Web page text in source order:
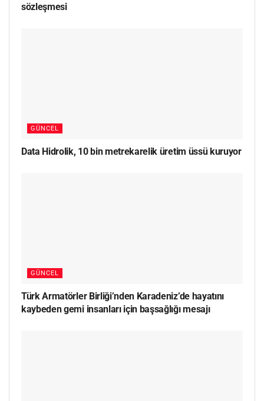
sözleşmesi
GÜNCEL
Data Hidrolik, 10 bin metrekarelik üretim üssü kuruyor
GÜNCEL
Türk Armatörler Birliği’nden Karadeniz’de hayatını
kaybeden gemi insanları için başsağlığı mesajı